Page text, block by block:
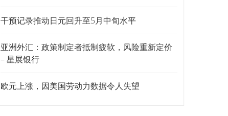
干预记录推动日元回升至5月中旬水平
亚洲外汇：政策制定者抵制疲软，风险重新定价
– 星展银行
欧元上涨，因美国劳动力数据令人失望